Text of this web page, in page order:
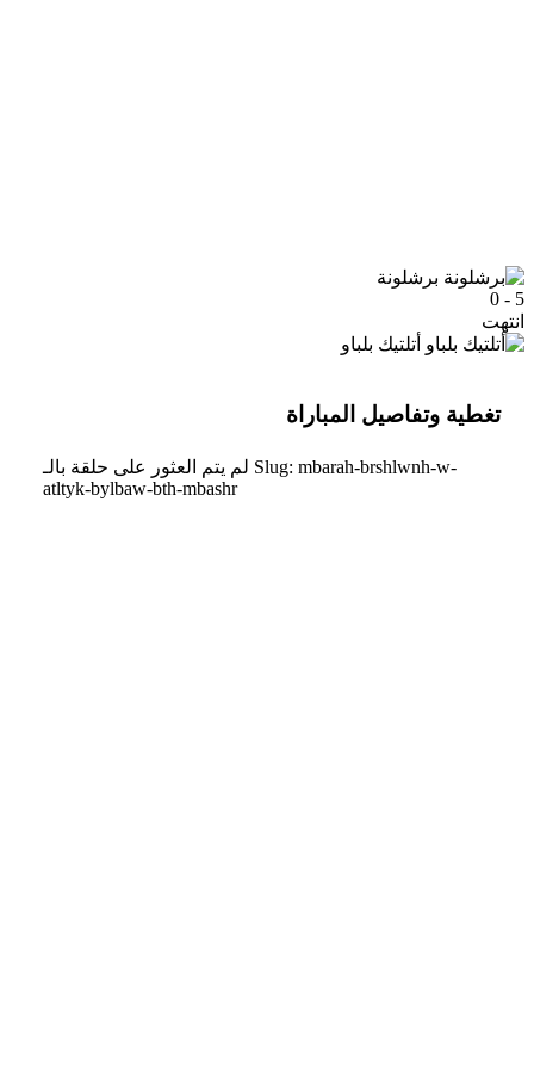
برشلونة
5 - 0
انتهت
أتلتيك بلباو
تغطية وتفاصيل المباراة